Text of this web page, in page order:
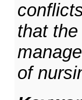
that
of